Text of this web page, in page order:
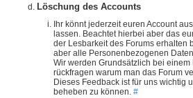
Löschung des Accounts
Ihr könnt jederzeit euren Account
lassen. Beachtet hierbei aber das
der Lesbarkeit des Forums erhalten
aber alle Personenbezogenen
Wir werden Grundsätzlich bei einem
rückfragen warum man das Forum
Dieses Feedback ist für uns wichtig
beheben zu können. #